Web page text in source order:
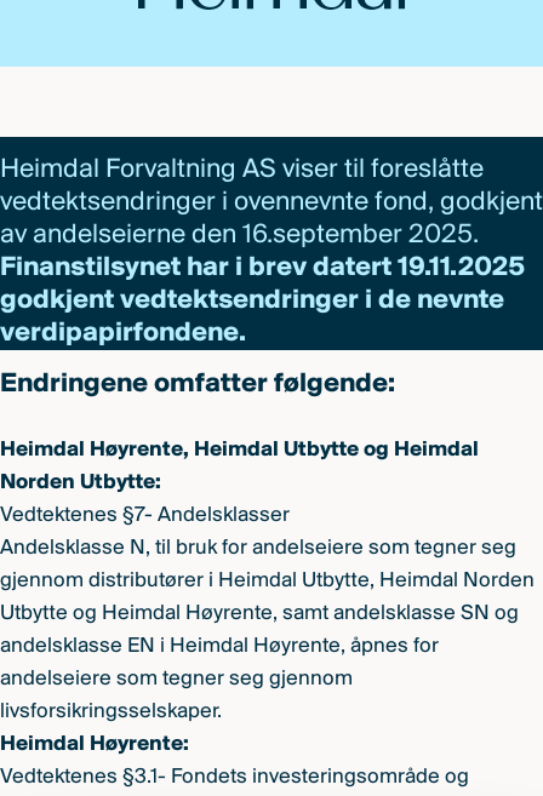
Heimdal Forvaltning AS viser til foreslåtte
vedtektsendringer i ovennevnte fond, godkjent
av andelseierne den 16.september 2025.
Finanstilsynet har i brev datert 19.11.2025
godkjent vedtektsendringer i de nevnte
verdipapirfondene.
Endringene omfatter følgende:
Heimdal Høyrente, Heimdal Utbytte og Heimdal
Norden Utbytte:
Vedtektenes §7- Andelsklasser
Andelsklasse N, til bruk for andelseiere som tegner seg
gjennom distributører i Heimdal Utbytte, Heimdal Norden
Utbytte og Heimdal Høyrente, samt andelsklasse SN og
andelsklasse EN i Heimdal Høyrente, åpnes for
andelseiere som tegner seg gjennom
livsforsikringsselskaper.
Heimdal Høyrente:
Vedtektenes §3.1- Fondets investeringsområde og